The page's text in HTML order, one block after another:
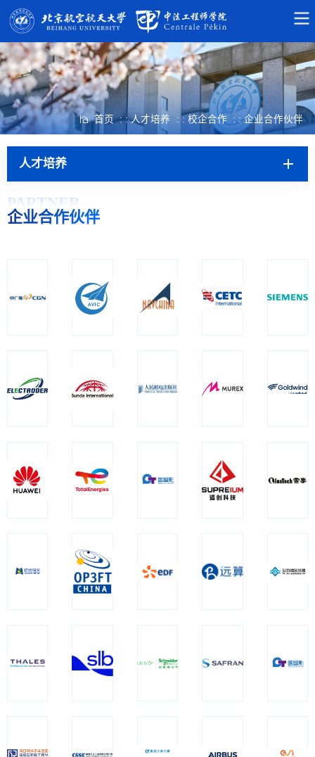
首页 : : 人才培养 : : 校企合作 : : 企业合作伙伴
人才培养
企业合作伙伴
PARTNER